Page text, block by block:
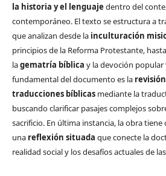
la historia y el lenguaje dentro del
contemporáneo. El texto se estructura a
que analizan desde la inculturación
principios de la Reforma Protestante,
lagematría bíblica y la devoción popular
fundamental del documento es la
traducciones bíblicasmediante la
buscando clarificar pasajes complejos
sacrificio. En última instancia, la obra
una reflexión situada que conecte la
realidad social y los desafíos actuales de